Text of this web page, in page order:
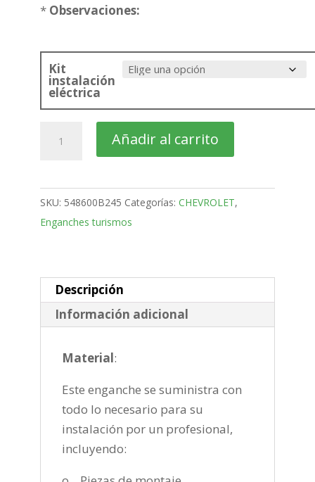
* Observaciones:
Kit
instalación
eléctrica
Cruze
Puertas
Bola
fija
2016
cantidad
Añadir al carrito
SKU: 548600B245 Categorías: CHEVROLET,
Enganches turismos
Descripción
Información adicional
Material:
Este enganche se suministra con
todo lo necesario para su
instalación por un profesional,
incluyendo: